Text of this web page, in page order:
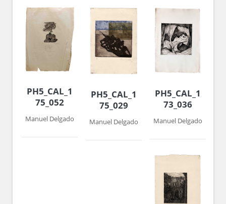
PH5_CAL_1974-
75_052
Manuel Delgado
PH5_CAL_1974-
75_029
Manuel Delgado
PH5_CAL_1972-
73_036
Manuel Delgado